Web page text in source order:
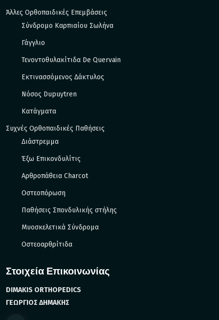
Άλλες Ορθοπαιδικές Επεμβάσεις
Σύνδρομο Καρπιαίου Σωλήνα
Γάγγλιο
Τενοντοθυλακίτιδα De Quervain
Εκτινασσόμενος Δάκτυλος
Νόσος Dupuytren
Κατάγματα
Συχνές Ορθοπαιδικές Παθήσεις
Διάστρεμμα
Έξω Eπικονδυλίτις
Αρθροπάθεια Charcot
Οστεοπόρωση
Παθήσεις Σπονδυλικής στήλης
Μυοσκελετικά Σύνδρομα
Οστεοαρθρίτιδα
Στοιχεία Επικοινωνίας
DIMAKIS ORTHOPEDICS
ΓΕΩΡΓΙΟΣ ΔΗΜΑΚΗΣ